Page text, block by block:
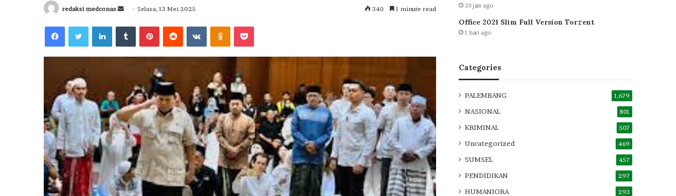
redaksi medconas
Send
email
Selasa, 13 Mei 2025 340 1 minute read
FacebookTwitterLinkedInTumblrPinterestReddit VKontakteOdnoklassniki
Pocket
20 jam ago
Office 2021 Slim Full Version Tor𝚛ent
1 hari ago
Categories
PALEMBANG 1,679
NASIONAL 801
KRIMINAL 507
Uncategorized 469
SUMSEL 457
PENDIDIKAN 297
HUMANIORA 293